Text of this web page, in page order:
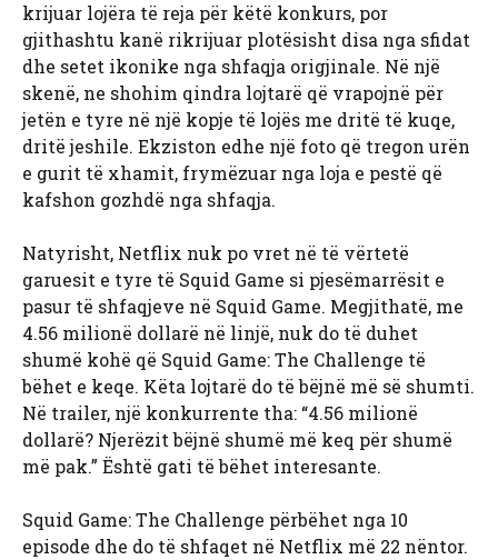
krijuar lojëra të reja për këtë konkurs, por
gjithashtu kanë rikrijuar plotësisht disa nga sfidat
dhe setet ikonike nga shfaqja origjinale. Në një
skenë, ne shohim qindra lojtarë që vrapojnë për
jetën e tyre në një kopje të lojës me dritë të kuqe,
dritë jeshile. Ekziston edhe një foto që tregon urën
e gurit të xhamit, frymëzuar nga loja e pestë që
kafshon gozhdë nga shfaqja.
Natyrisht, Netflix nuk po vret në të vërtetë
garuesit e tyre të Squid Game si pjesëmarrësit e
pasur të shfaqjeve në Squid Game. Megjithatë, me
4.56 milionë dollarë në linjë, nuk do të duhet
shumë kohë që Squid Game: The Challenge të
bëhet e keqe. Këta lojtarë do të bëjnë më së shumti.
Në trailer, një konkurrente tha: “4.56 milionë
dollarë? Njerëzit bëjnë shumë më keq për shumë
më pak.” Është gati të bëhet interesante.
Squid Game: The Challenge përbëhet nga 10
episode dhe do të shfaqet në Netflix më 22 nëntor.